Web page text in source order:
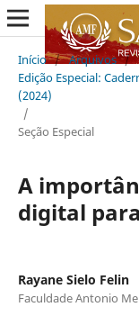
Início / Arquivos /
Edição Especial:
(2024)
/
Seção Especial
A
digital
Rayane Sielo Felin
Faculdade Antonio